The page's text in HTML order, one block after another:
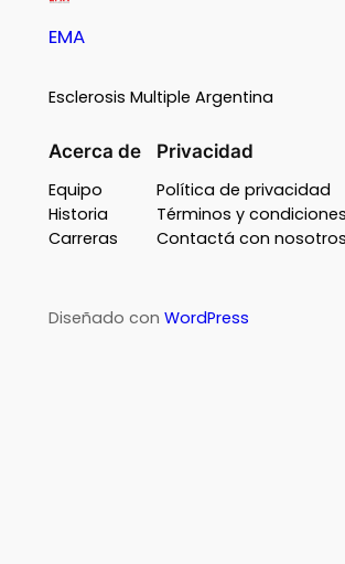
EMA
Esclerosis Multiple Argentina
Acerca de
Equipo
Historia
Carreras
Privacidad
Política de privacidad
Términos y condiciones
Contactá con nosotros
Diseñado con WordPress